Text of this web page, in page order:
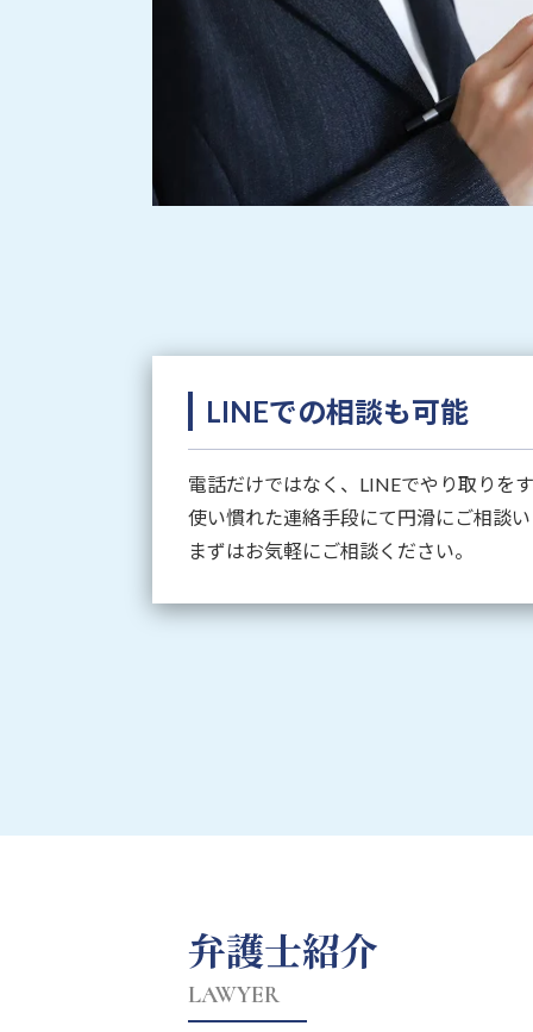
LINEでの相談も可能
電話だけではなく、LINEでやり取りを
使い慣れた連絡手段にて円滑にご相談
まずはお気軽にご相談ください。
弁護士紹介
LAWYER